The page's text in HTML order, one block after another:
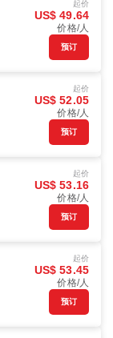
起价
US$ 49.64
价格/人
预订
起价
US$ 52.05
价格/人
预订
起价
US$ 53.16
价格/人
预订
起价
US$ 53.45
价格/人
预订